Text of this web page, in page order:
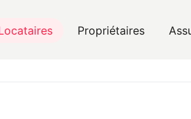
Propriétaires